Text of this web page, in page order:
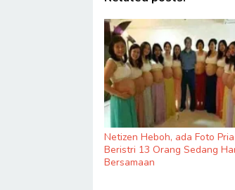
Netizen Heboh, ada Foto Pria
Beristri 13 Orang Sedang
Bersamaan